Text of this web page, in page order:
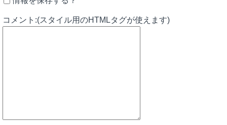
コメント:(スタイル用のHTMLタグが使えます)